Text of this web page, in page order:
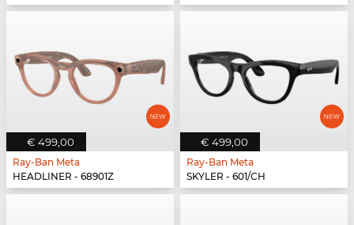
€ 499,00
Ray-Ban Meta
HEADLINER - 68901Z
€ 499,00
Ray-Ban Meta
SKYLER - 601/CH